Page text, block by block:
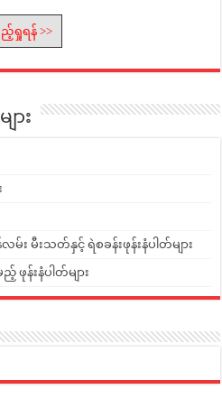
ည့်ရှုရန် >>
ား
း မီးသတ်နှင့် ရဲစခန်းဖုန်းနံပါတ်များ
န်းနံပါတ်များ